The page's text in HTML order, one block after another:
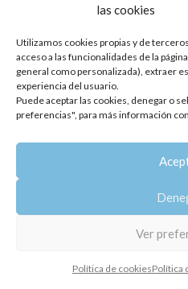
las cookies
Utilizamos cookies propias y de
acceso a las funcionalidades de la
general como personalizada), extraer
experiencia del usuario.
Puede aceptar las cookies, denegar o
preferencias", para más información
Ver
Política de cookiesPolítica
Copyright 2014-2025
Todos los
Política de privacidad | Aviso